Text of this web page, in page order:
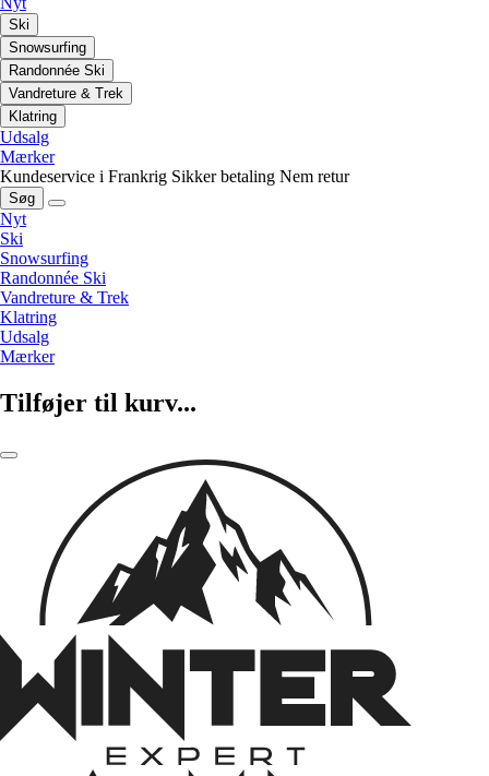
Ski
Snowsurfing
Randonnée Ski
Vandreture & Trek
Klatring
Udsalg
Mærker
Kundeservice i Frankrig Sikker betaling Nem retur
Søg
Nyt
Ski
Snowsurfing
Randonnée Ski
Vandreture & Trek
Klatring
Udsalg
Mærker
Tilføjer til kurv...